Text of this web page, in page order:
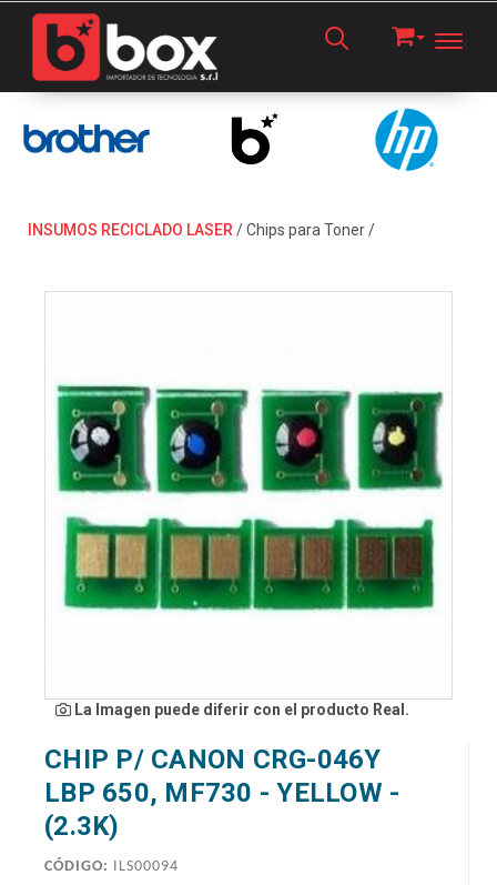
INSUMOS RECICLADO LASER/Chips para Toner/
La Imagen puede diferir con el producto Real.
CHIP P/ CANON CRG-046Y
LBP 650, MF730 - YELLOW -
(2.3K)
CÓDIGO: ILS00094